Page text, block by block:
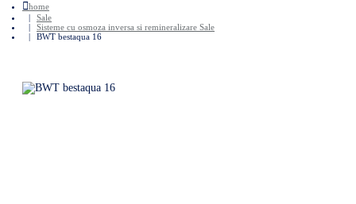
home
Sale
Sisteme cu osmoza inversa si remineralizare Sale
BWT bestaqua 16